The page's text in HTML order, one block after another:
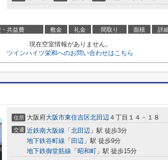
共益費 敷金 礼金 間取り 面積 詳
現在空室情報がありません。
ツインハイツ栄和へのお問い合わせはこちら
住所 大阪府大阪市東住吉区北田辺 ４丁目１４－１８
交通 近鉄南大阪線 「 北田辺 」駅 徒歩3分
地下鉄谷町線 「 田辺 」駅 徒歩9分
地下鉄御堂筋線 「 昭和町 」駅 徒歩15分